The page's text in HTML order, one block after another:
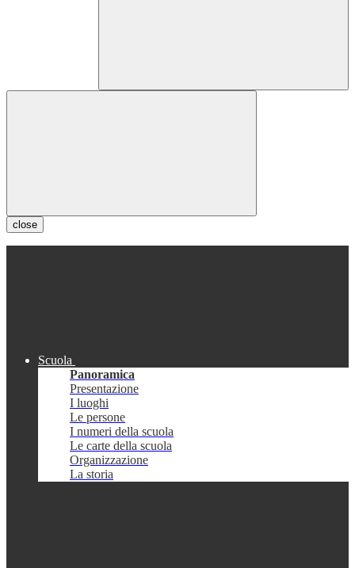
close
Scuola
Panoramica
Presentazione
I luoghi
Le persone
I numeri della scuola
Le carte della scuola
Organizzazione
La storia